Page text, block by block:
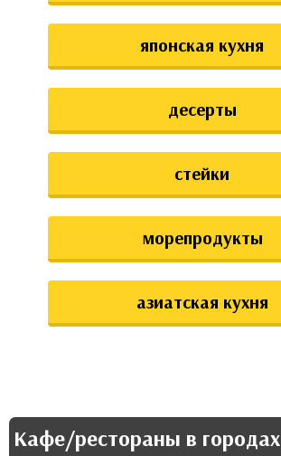
японская кухня
десерты
стейки
морепродукты
азиатская кухня
Кафе/рестораны в городах